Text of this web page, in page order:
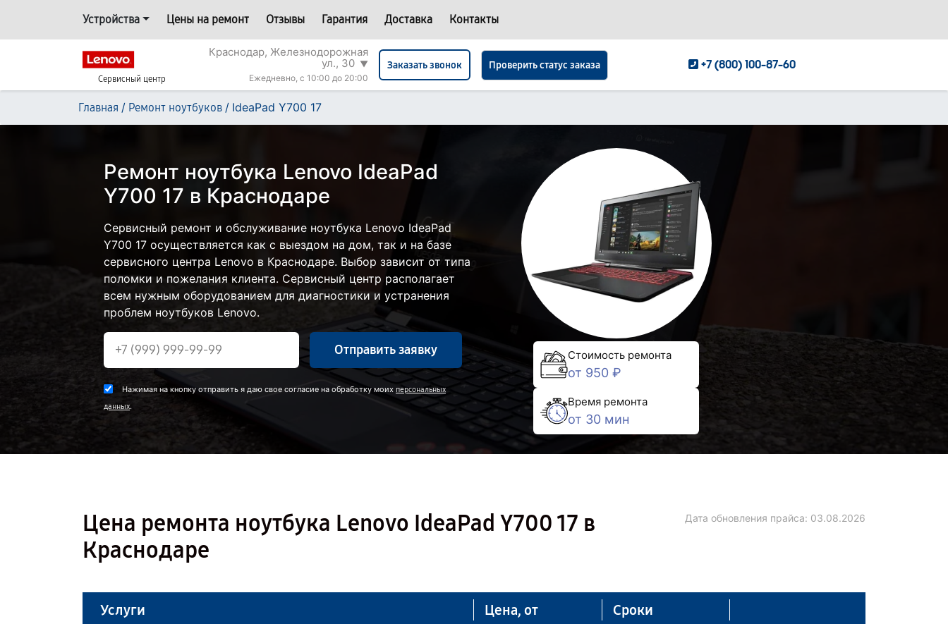
Устройства Цены на ремонт Отзывы Гарантия Доставка Контакты
Сервисный центр
Краснодар, Железнодорожная
ул., 30 ▼
Ежедневно, с 10:00 до 20:00
Заказать звонок Проверить статус заказа +7 (800) 100-87-60
Главная / Ремонт ноутбуков / IdeaPad Y700 17
Ремонт ноутбука Lenovo IdeaPad
Y700 17 в Краснодаре
Сервисный ремонт и обслуживание ноутбука Lenovo IdeaPad
Y700 17 осуществляется как с выездом на дом, так и на базе
сервисного центра Lenovo в Краснодаре. Выбор зависит от типа
поломки и пожелания клиента. Сервисный центр располагает
всем нужным оборудованием для диагностики и устранения
проблем ноутбуков Lenovo.
Отправить заявку
Нажимая на кнопку отправить я даю свое согласие на обработку моих персональных
данных.
Стоимость ремонта
от 950 ₽
Время ремонта
от 30 мин
Цена ремонта ноутбука Lenovo IdeaPad Y700 17 в
Краснодаре
Дата обновления прайса: 03.08.2026
Услуги Цена, от Сроки